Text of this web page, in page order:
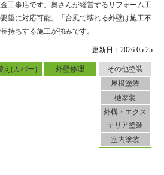
更新日：2026.05.25
え(カバー) 外壁修理
その他塗装
屋根塗装
樋塗装
外構・エクス
テリア塗装
室内塗装
工事店です。奥さんが経営するリフォーム工
望に対応可能。「台風で壊れる外壁は施工不
持ちする施工が強みです。